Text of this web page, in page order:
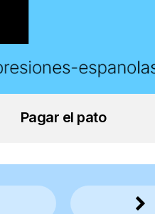
Pagar el pato